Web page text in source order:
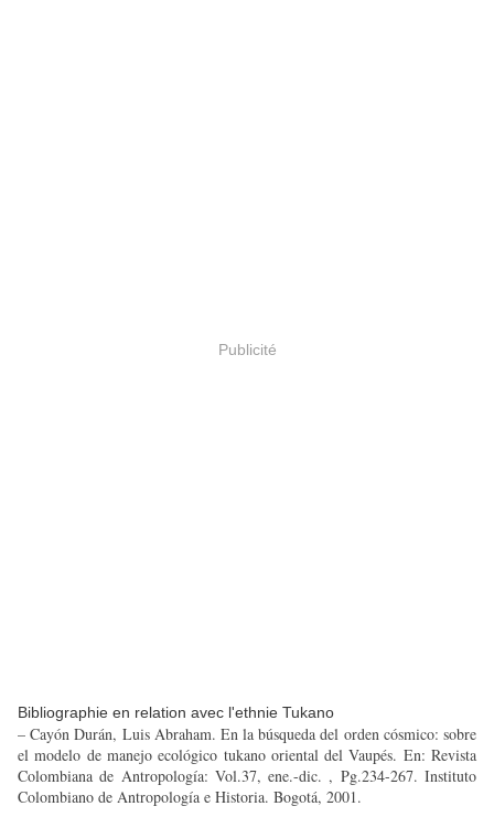
Publicité
Bibliographie en relation avec l'ethnie Tukano
– Cayón Durán, Luis Abraham. En la búsqueda del orden cósmico: sobre
el modelo de manejo ecológico tukano oriental del Vaupés. En: Revista
Colombiana de Antropología: Vol.37, ene.-dic. , Pg.234-267. Instituto
Colombiano de Antropología e Historia. Bogotá, 2001.